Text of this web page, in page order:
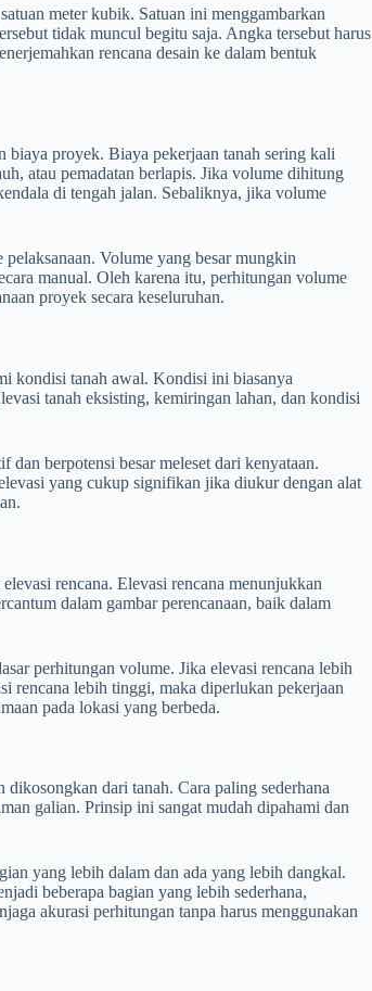
meter kubik. Satuan ini menggambarkan
tidak muncul begitu saja. Angka tersebut harus
rencana desain ke dalam bentuk
biaya proyek. Biaya pekerjaan tanah sering kali
atau pemadatan berlapis. Jika volume dihitung
di tengah jalan. Sebaliknya, jika volume
Volume yang besar mungkin
manual. Oleh karena itu, perhitungan volume
proyek secara keseluruhan.
kondisi tanah awal. Kondisi ini biasanya
tanah eksisting, kemiringan lahan, dan kondisi
berpotensi besar meleset dari kenyataan.
yang cukup signifikan jika diukur dengan alat
rencana. Elevasi rencana menunjukkan
dalam gambar perencanaan, baik dalam
perhitungan volume. Jika elevasi rencana lebih
rencana lebih tinggi, maka diperlukan pekerjaan
pada lokasi yang berbeda.
dari tanah. Cara paling sederhana
galian. Prinsip ini sangat mudah dipahami dan
yang lebih dalam dan ada yang lebih dangkal.
beberapa bagian yang lebih sederhana,
akurasi perhitungan tanpa harus menggunakan